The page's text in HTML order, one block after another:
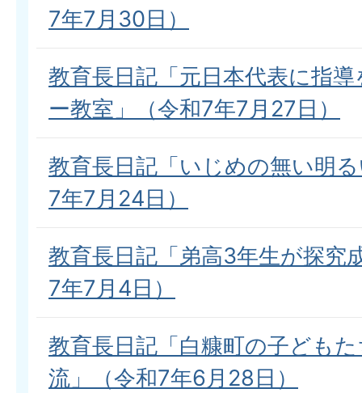
7年7月30日）
教育長日記「元日本代表に指
ー教室」（令和7年7月27日）
教育長日記「いじめの無い明
7年7月24日）
教育長日記「弟高3年生が探究
7年7月4日）
教育長日記「白糠町の子ども
流」（令和7年6月28日）